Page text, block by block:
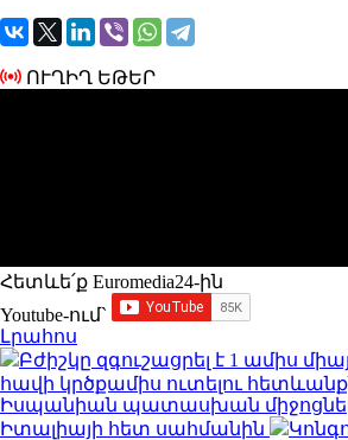
ՈՒՂԻՂ ԵԹԵՐ
Հետևե՛ք Euromedia24-ին
Youtube-ում`
Լրահոս
Բժիշկը զգուշացրել է 1 ամիս
հավի կրծքամիս ուտելու
Իսպանիան պատասխան
Իտալիայի հետ սահմանին